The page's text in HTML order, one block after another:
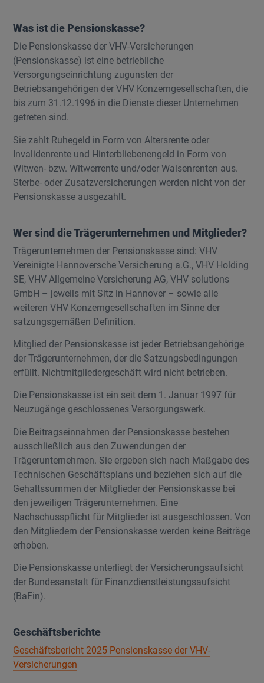
Was ist die Pensionskasse?
Die Pensionskasse der VHV-Versicherungen
(Pensionskasse) ist eine betriebliche
Versorgungseinrichtung zugunsten der
Betriebsangehörigen der VHV Konzerngesellschaften, die
bis zum 31.12.1996 in die Dienste dieser Unternehmen
getreten sind.
Sie zahlt Ruhegeld in Form von Altersrente oder
Invalidenrente und Hinterbliebenengeld in Form von
Witwen- bzw. Witwerrente und/oder Waisenrenten aus.
Sterbe- oder Zusatzversicherungen werden nicht von der
Pensionskasse ausgezahlt.
Wer sind die Trägerunternehmen und Mitglieder?
Trägerunternehmen der Pensionskasse sind: VHV
Vereinigte Hannoversche Versicherung a.G., VHV Holding
SE, VHV Allgemeine Versicherung AG, VHV solutions
GmbH – jeweils mit Sitz in Hannover – sowie alle
weiteren VHV Konzerngesellschaften im Sinne der
satzungsgemäßen Definition.
Mitglied der Pensionskasse ist jeder Betriebsangehörige
der Trägerunternehmen, der die Satzungsbedingungen
erfüllt. Nichtmitgliedergeschäft wird nicht betrieben.
Die Pensionskasse ist ein seit dem 1. Januar 1997 für
Neuzugänge geschlossenes Versorgungswerk.
Die Beitragseinnahmen der Pensionskasse bestehen
ausschließlich aus den Zuwendungen der
Trägerunternehmen. Sie ergeben sich nach Maßgabe des
Technischen Geschäftsplans und beziehen sich auf die
Gehaltssummen der Mitglieder der Pensionskasse bei
den jeweiligen Trägerunternehmen. Eine
Nachschusspflicht für Mitglieder ist ausgeschlossen. Von
den Mitgliedern der Pensionskasse werden keine Beiträge
erhoben.
Die Pensionskasse unterliegt der Versicherungsaufsicht
der Bundesanstalt für Finanzdienstleistungsaufsicht
(BaFin).
Geschäftsberichte
Geschäftsbericht 2025 Pensionskasse der VHV-
Versicherungen